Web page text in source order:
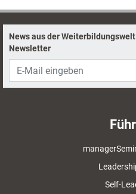
News aus der
Newsletter
Self-